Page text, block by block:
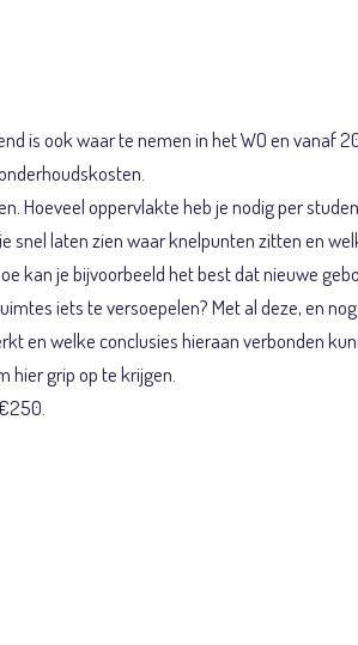
ook waar te nemen in het WO en vanaf
Hoeveel oppervlakte heb je nodig per
laten zien waar knelpunten zitten en
kan je bijvoorbeeld het best dat nieuwe
iets te versoepelen? Met al deze, en
en welke conclusies hieraan verbonden
hier grip op te krijgen.